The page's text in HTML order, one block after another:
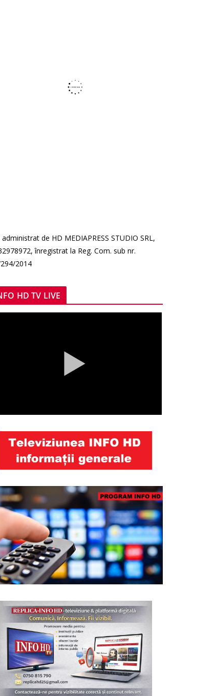
administrat de HD MEDIAPRESS STUDIO SRL,
înregistrat la Reg. Com. sub nr.
294/2014
HD TV LIVE